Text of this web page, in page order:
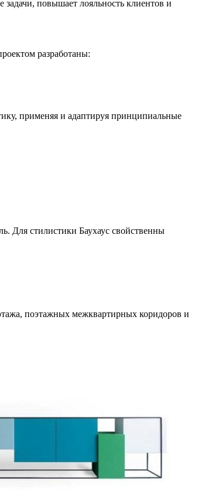
повышает лояльность клиентов и
разработаны:
применяя и адаптируя принципиальные
Для стилистики Баухаус свойственны
поэтажных межквартирных коридоров и